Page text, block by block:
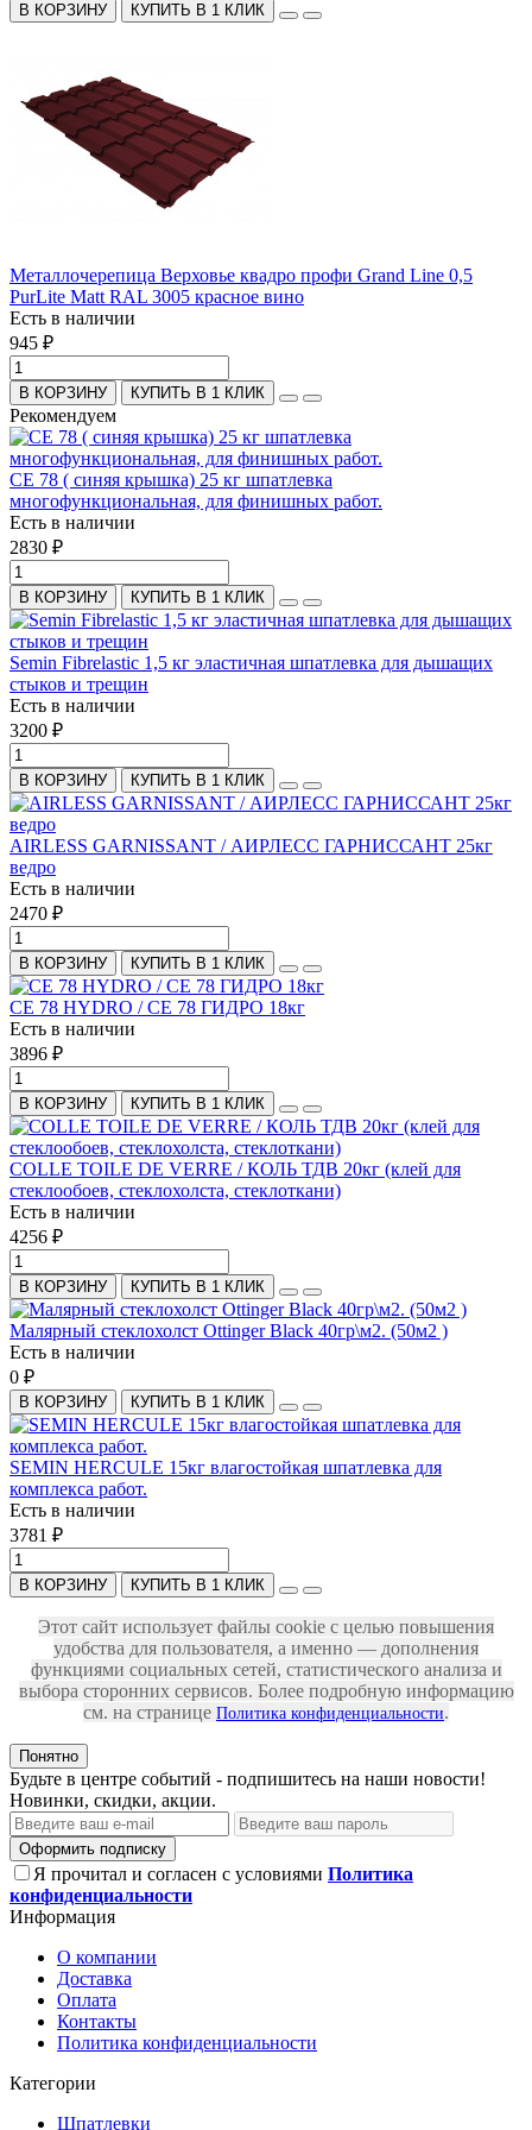
В КОРЗИНУ КУПИТЬ В 1 КЛИК
Металлочерепица Верховье квадро профи Grand Line 0,5
PurLite Matt RAL 3005 красное вино
Есть в наличии
945 ₽
В КОРЗИНУ КУПИТЬ В 1 КЛИК
Рекомендуем
СЕ 78 ( синяя крышка) 25 кг шпатлевка
многофункциональная, для финишных работ.
Есть в наличии
2830 ₽
В КОРЗИНУ КУПИТЬ В 1 КЛИК
Semin Fibrelastic 1,5 кг эластичная шпатлевка для дышащих
стыков и трещин
Есть в наличии
3200 ₽
В КОРЗИНУ КУПИТЬ В 1 КЛИК
AIRLESS GARNISSANT / АИРЛЕСС ГАРНИССАНТ 25кг
ведро
Есть в наличии
2470 ₽
В КОРЗИНУ КУПИТЬ В 1 КЛИК
CE 78 HYDRO / CE 78 ГИДРО 18кг
Есть в наличии
3896 ₽
В КОРЗИНУ КУПИТЬ В 1 КЛИК
COLLE TOILE DE VERRE / КОЛЬ ТДВ 20кг (клей для
стеклообоев, стеклохолста, стеклоткани)
Есть в наличии
4256 ₽
В КОРЗИНУ КУПИТЬ В 1 КЛИК
Малярный стеклохолст Ottinger Black 40гр\м2. (50м2 )
Есть в наличии
0 ₽
В КОРЗИНУ КУПИТЬ В 1 КЛИК
SEMIN HERCULE 15кг влагостойкая шпатлевка для
комплекса работ.
Есть в наличии
3781 ₽
В КОРЗИНУ КУПИТЬ В 1 КЛИК
Этот сайт использует файлы cookie с целью повышения
удобства для пользователя, а именно — дополнения
функциями социальных сетей, статистического анализа и
выбора сторонних сервисов. Более подробную информацию
см. на странице Политика конфиденциальности.
Понятно
Будьте в центре событий - подпишитесь на наши новости!
Новинки, скидки, акции.
Оформить подписку
Я прочитал и согласен с условиями Политика
конфиденциальности
Информация
О компании
Доставка
Оплата
Контакты
Политика конфиденциальности
Категории
Шпатлевки